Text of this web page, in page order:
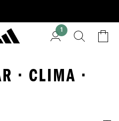
1
· CLIMA ·